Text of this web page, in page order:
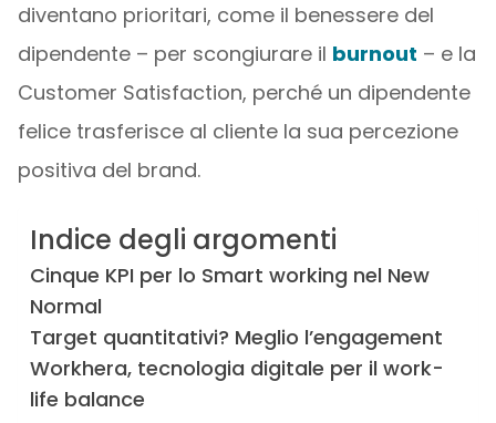
diventano prioritari, come il benessere del
dipendente – per scongiurare il burnout – e la
Customer Satisfaction, perché un dipendente
felice trasferisce al cliente la sua percezione
positiva del brand.
Indice degli argomenti
Cinque KPI per lo Smart working nel New
Normal
Target quantitativi? Meglio l’engagement
Workhera, tecnologia digitale per il work-
life balance